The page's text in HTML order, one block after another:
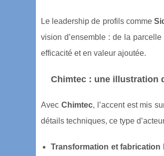
Le leadership de profils comme
vision d’ensemble : de la
efficacité et en valeur ajoutée.
Chimtec : une illustration
Avec Chimtec, l’accent est mis
détails techniques, ce type
Transformation et fabrication